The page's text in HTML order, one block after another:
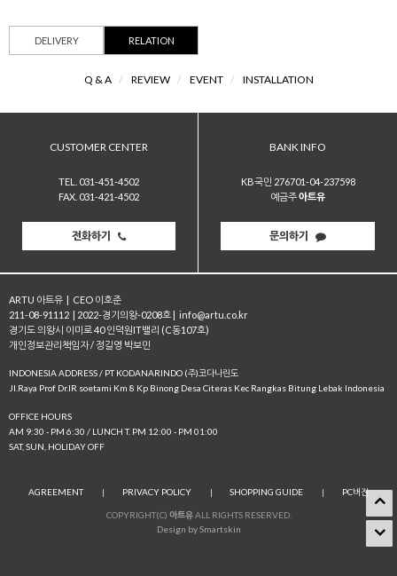
DELIVERY RELATION
Q & A / REVIEW / EVENT / INSTALLATION
CUSTOMER CENTER
TEL. 031-451-4502
FAX. 031-421-4502
전화하기
BANK INFO
KB국민 276701-04-237598
예금주아트유
문의하기
ARTU 아트유
CEO 이호준
211-08-91112
2022-경기의왕-0208호
info@artu.co.kr
경기도 의왕시 이미로 40 인덕원IT밸리 (C동107호)
개인정보관리책임자 / 정길영 박보민
INDONESIA ADDRESS / PT KODANARINDO (주)코다나린도
JI.Raya Prof Dr.IR soetami Km 8 Kp Binong Desa Citeras Kec Rangkas Bitung Lebak Indonesia
OFFICE HOURS
AM 9:30 - PM 6:30 / LUNCH T. PM 12:00 - PM 01:00
SAT, SUN, HOLIDAY OFF
AGREEMENT | PRIVACY POLICY | SHOPPING GUIDE | PC버전
COPYRIGHT(C) 아트유ALL RIGHTS RESERVED.